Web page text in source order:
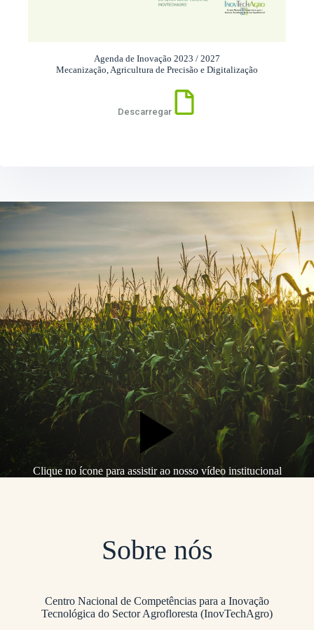
Agenda de Inovação 2023 / 2027
Mecanização, Agricultura de Precisão e Digitalização
Descarregar
Clique no ícone para assistir ao nosso vídeo institucional
Sobre nós
Centro Nacional de Competências para a Inovação
Tecnológica do Sector Agrofloresta (InovTechAgro)